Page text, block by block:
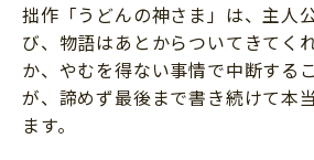
拙作「うどんの神さま」は、主人
び、物語はあとからついてきてく
か、やむを得ない事情で中断する
が、諦めず最後まで書き続けて本
ます。